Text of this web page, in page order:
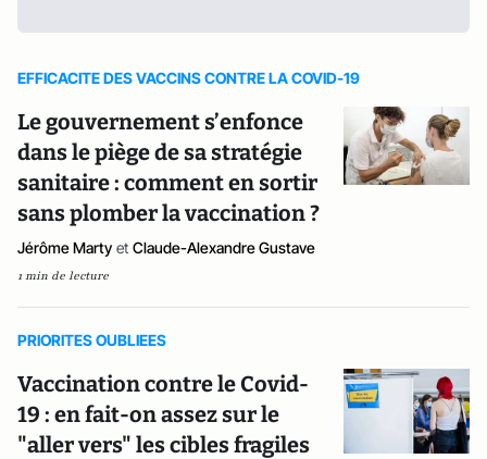
EFFICACITE DES VACCINS CONTRE LA COVID-19
Le gouvernement s’enfonce
dans le piège de sa stratégie
sanitaire : comment en sortir
sans plomber la vaccination ?
Jérôme Marty et Claude-Alexandre Gustave
1 min de lecture
PRIORITES OUBLIEES
Vaccination contre le Covid-
19 : en fait-on assez sur le
"aller vers" les cibles fragiles